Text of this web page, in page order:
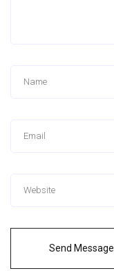
Send Message